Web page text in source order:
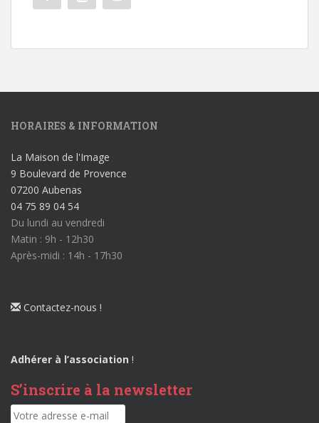
HORAIRES & INFORMATION
La Maison de l'Image
9 Boulevard de Provence
07200 Aubenas
04 75 89 04 54
Du lundi au vendredi
Matin : 9h - 12h30
Après-midi : 14h - 17h30
Contactez-nous !
Adhérer à l’association !
S’inscrire à la newsletter